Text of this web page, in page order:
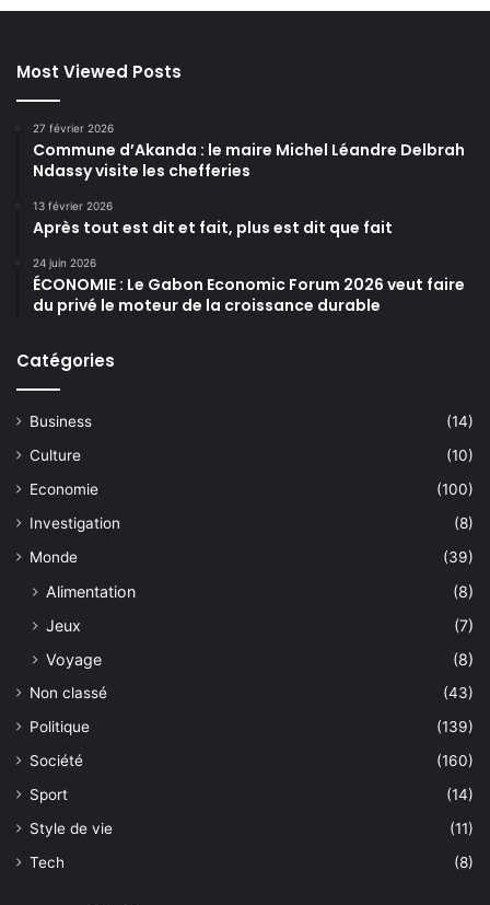
Most Viewed Posts
27 février 2026
Commune d’Akanda : le maire Michel Léandre Delbrah
Ndassy visite les chefferies
13 février 2026
Après tout est dit et fait, plus est dit que fait
24 juin 2026
ÉCONOMIE : Le Gabon Economic Forum 2026 veut faire
du privé le moteur de la croissance durable
Catégories
Business
(14)
Culture
(10)
Economie
(100)
Investigation
(8)
Monde
(39)
Alimentation
(8)
Jeux
(7)
Voyage
(8)
Non classé
(43)
Politique
(139)
Société
(160)
Sport
(14)
Style de vie
(11)
Tech
(8)